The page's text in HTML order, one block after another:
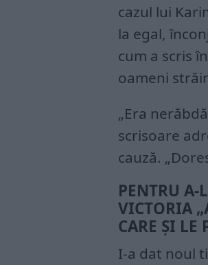
cazul lui
la egal,
cum a scris
oameni
„Era
scrisoare
cauză.
PENTRU A-
VICTORIA
CARE ȘI
I-a dat noul